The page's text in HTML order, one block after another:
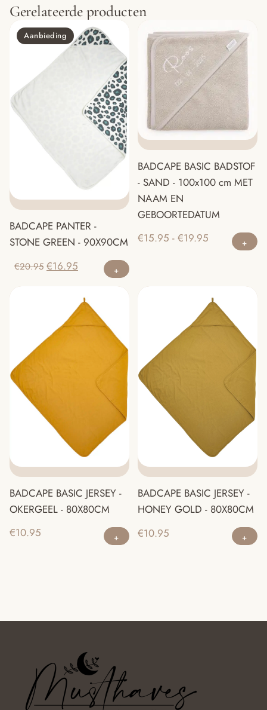
Gerelateerde producten
Aanbieding
BADCAPE PANTER -
STONE GREEN - 90X90CM
€20.95 Oorspronkelijke
€20.95.
€16.95 Huidige
is:
€16.95.
BADCAPE BASIC BADSTOF
- SAND - 100x100 cm MET
NAAM EN
GEBOORTEDATUM
€15.95 - €19.95 Prijsklasse:
€15.95
BADCAPE BASIC JERSEY -
OKERGEEL - 80X80CM
€10.95
BADCAPE BASIC JERSEY -
HONEY GOLD - 80X80CM
€10.95